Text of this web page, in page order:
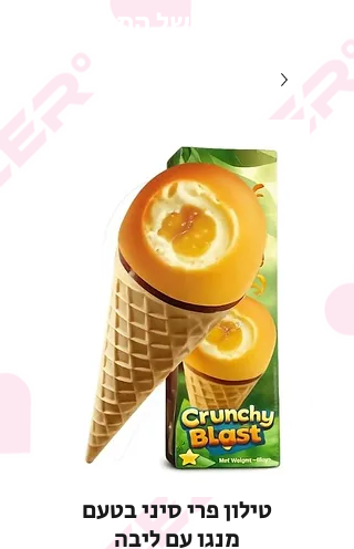
המבצע של המוצר
טילון פרי סיני בטעם
מנגו עם ליבה